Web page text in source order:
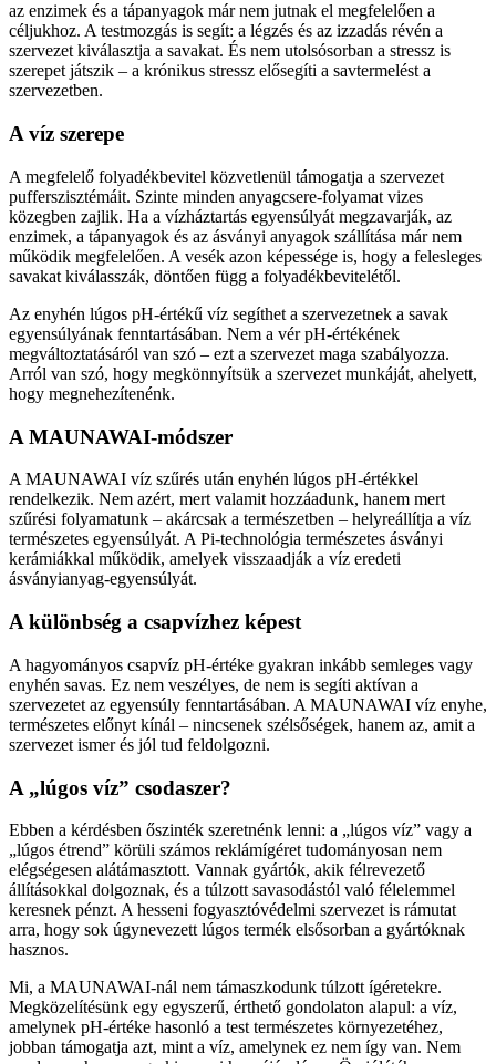
az enzimek és a tápanyagok már nem jutnak el megfelelően a
céljukhoz. A testmozgás is segít: a légzés és az izzadás révén a
szervezet kiválasztja a savakat. És nem utolsósorban a stressz is
szerepet játszik – a krónikus stressz elősegíti a savtermelést a
szervezetben.
A víz szerepe
A megfelelő folyadékbevitel közvetlenül támogatja a szervezet
pufferszisztémáit. Szinte minden anyagcsere-folyamat vizes
közegben zajlik. Ha a vízháztartás egyensúlyát megzavarják, az
enzimek, a tápanyagok és az ásványi anyagok szállítása már nem
működik megfelelően. A vesék azon képessége is, hogy a felesleges
savakat kiválasszák, döntően függ a folyadékbevitelétől.
Az enyhén lúgos pH-értékű víz segíthet a szervezetnek a savak
egyensúlyának fenntartásában. Nem a vér pH-értékének
megváltoztatásáról van szó – ezt a szervezet maga szabályozza.
Arról van szó, hogy megkönnyítsük a szervezet munkáját, ahelyett,
hogy megnehezítenénk.
A MAUNAWAI-módszer
A MAUNAWAI víz szűrés után enyhén lúgos pH-értékkel
rendelkezik. Nem azért, mert valamit hozzáadunk, hanem mert
szűrési folyamatunk – akárcsak a természetben – helyreállítja a víz
természetes egyensúlyát. A Pi-technológia természetes ásványi
kerámiákkal működik, amelyek visszaadják a víz eredeti
ásványianyag-egyensúlyát.
A különbség a csapvízhez képest
A hagyományos csapvíz pH-értéke gyakran inkább semleges vagy
enyhén savas. Ez nem veszélyes, de nem is segíti aktívan a
szervezetet az egyensúly fenntartásában. A MAUNAWAI víz enyhe,
természetes előnyt kínál – nincsenek szélsőségek, hanem az, amit a
szervezet ismer és jól tud feldolgozni.
A „lúgos víz” csodaszer?
Ebben a kérdésben őszinték szeretnénk lenni: a „lúgos víz” vagy a
„lúgos étrend” körüli számos reklámígéret tudományosan nem
elégségesen alátámasztott. Vannak gyártók, akik félrevezető
állításokkal dolgoznak, és a túlzott savasodástól való félelemmel
keresnek pénzt. A hesseni fogyasztóvédelmi szervezet is rámutat
arra, hogy sok úgynevezett lúgos termék elsősorban a gyártóknak
hasznos.
Mi, a MAUNAWAI-nál nem támaszkodunk túlzott ígéretekre.
Megközelítésünk egy egyszerű, érthető gondolaton alapul: a víz,
amelynek pH-értéke hasonló a test természetes környezetéhez,
jobban támogatja azt, mint a víz, amelynek ez nem így van. Nem